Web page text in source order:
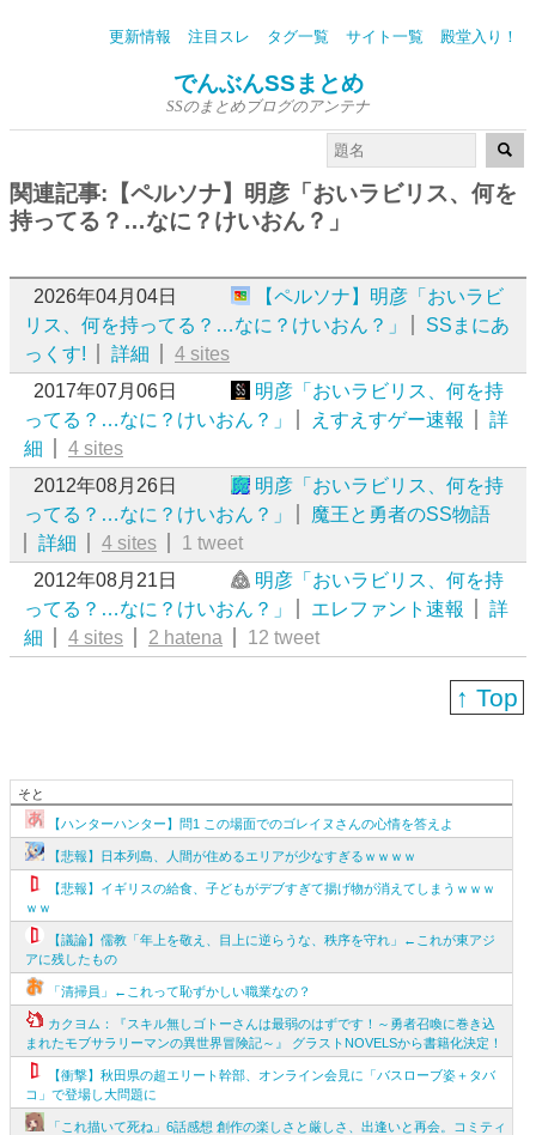
更新情報 注目スレ タグ一覧 サイト一覧 殿堂入り！
でんぶんSSまとめ
SSのまとめブログのアンテナ
関連記事:【ペルソナ】明彦「おいラビリス、何を
持ってる？…なに？けいおん？」
2026年04月04日
【ペルソナ】明彦「おいラビ
リス、何を持ってる？…なに？けいおん？」
SSまにあ
っくす!
詳細
4 sites
2017年07月06日
明彦「おいラビリス、何を持
ってる？…なに？けいおん？」
えすえすゲー速報
詳
細
4 sites
2012年08月26日
明彦「おいラビリス、何を持
ってる？…なに？けいおん？」
魔王と勇者のSS物語
詳細
4 sites
1 tweet
2012年08月21日
明彦「おいラビリス、何を持
ってる？…なに？けいおん？」
エレファント速報
詳
細
4 sites 2 hatena 12 tweet
↑ Top
そと
【ハンターハンター】問1 この場面でのゴレイヌさんの心情を答えよ
【悲報】日本列島、人間が住めるエリアが少なすぎるｗｗｗｗ
【悲報】イギリスの給食、子どもがデブすぎて揚げ物が消えてしまうｗｗｗ
ｗｗ
【議論】儒教「年上を敬え、目上に逆らうな、秩序を守れ」←これが東アジ
アに残したもの
「清掃員」←これって恥ずかしい職業なの？
カクヨム：『スキル無しゴトーさんは最弱のはずです！～勇者召喚に巻き込
まれたモブサラリーマンの異世界冒険記～』 グラストNOVELSから書籍化決定！
【衝撃】秋田県の超エリート幹部、オンライン会見に「バスローブ姿＋タバ
コ」で登場し大問題に
「これ描いて死ね」6話感想 創作の楽しさと厳しさ、出逢いと再会。コミティ